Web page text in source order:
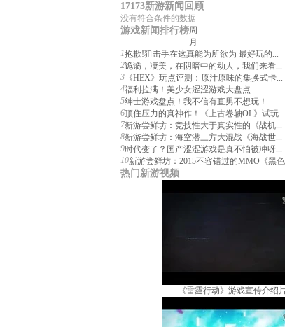
17173新游新闻回顾
没有符合条件的数据
游戏新闻排行榜周
月
1抱歉!狙击手在这真能为所欲为 最好玩的...
2诡谲，凄美，在阴暗中的动人，我们来看...
3 《HEX》玩点评测：原汁原味的集换式卡...
4福利拉满！美少女涩涩游戏大盘点
5绅士游戏盘点！我不信有直男不想玩！
6顶住压力的真神作！《上古卷轴OL》试玩...
7新游尝鲜坊：竞技性大于真实性的《战机...
8新游尝鲜坊：海空潜三方大混战《海战世...
9时代变了？国产涩涩游戏是真不怕被冲呀...
10新游尝鲜坊：2015不容错过的MMO《黑
热门新游视频
《雷霆行动》游戏宣传介绍